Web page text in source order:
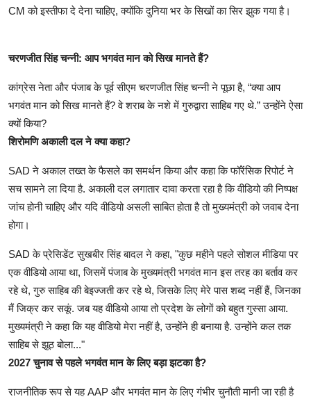
CM को इस्तीफा दे देना चाहिए, क्योंकि दुनिया भर के सिखों का सिर झुक गया है।
चरणजीत सिंह चन्नी: आप भगवंत मान को सिख मानते हैं?
कांग्रेस नेता और पंजाब के पूर्व सीएम चरणजीत सिंह चन्नी ने पूछा है, “क्या आप
भगवंत मान को सिख मानते हैं? वे शराब के नशे में गुरुद्वारा साहिब गए थे.” उन्होंने ऐसा
क्यों किया?
शिरोमणि अकाली दल ने क्या कहा?
SAD ने अकाल तख्त के फैसले का समर्थन किया और कहा कि फॉरेंसिक रिपोर्ट ने
सच सामने ला दिया है. अकाली दल लगातार दावा करता रहा है कि वीडियो की निष्पक्ष
जांच होनी चाहिए और यदि वीडियो असली साबित होता है तो मुख्यमंत्री को जवाब देना
होगा।
SAD के प्रेसिडेंट सुखबीर सिंह बादल ने कहा, "कुछ महीने पहले सोशल मीडिया पर
एक वीडियो आया था, जिसमें पंजाब के मुख्यमंत्री भगवंत मान इस तरह का बर्ताव कर
रहे थे, गुरु साहिब की बेइज्जती कर रहे थे, जिसके लिए मेरे पास शब्द नहीं हैं, जिनका
मैं जिक्र कर सकूं. जब यह वीडियो आया तो प्रदेश के लोगों को बहुत गुस्सा आया.
मुख्यमंत्री ने कहा कि यह वीडियो मेरा नहीं है, उन्होंने ही बनाया है. उन्होंने कल तक
साहिब से झूठ बोला..."
2027 चुनाव से पहले भगवंत मान के लिए बड़ा झटका है?
राजनीतिक रूप से यह AAP और भगवंत मान के लिए गंभीर चुनौती मानी जा रही है